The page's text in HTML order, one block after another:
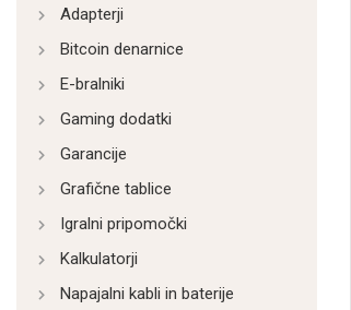
Adapterji
Bitcoin denarnice
E-bralniki
Gaming dodatki
Garancije
Grafične tablice
Igralni pripomočki
Kalkulatorji
Napajalni kabli in baterije